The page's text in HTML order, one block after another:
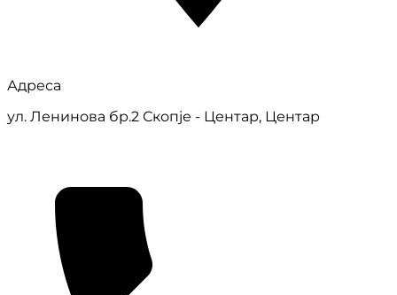
Адреса
ул. Ленинова бр.2 Скопје - Центар, Центар